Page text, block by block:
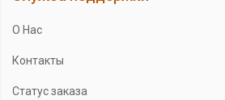
О Нас
Контакты
Статус заказа